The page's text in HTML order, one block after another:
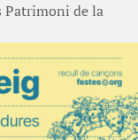
Patrimoni de la